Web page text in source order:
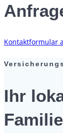
Kontaktformular
Ihr